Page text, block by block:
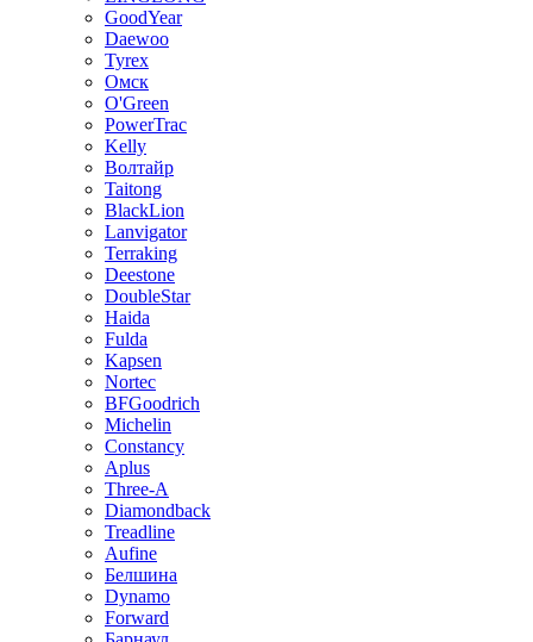
GoodYear
Daewoo
Tyrex
Омск
O'Green
PowerTrac
Kelly
Волтайр
Taitong
BlackLion
Lanvigator
Terraking
Deestone
DoubleStar
Haida
Fulda
Kapsen
Nortec
BFGoodrich
Michelin
Constancy
Aplus
Three-A
Diamondback
Treadline
Aufine
Белшина
Dynamo
Forward